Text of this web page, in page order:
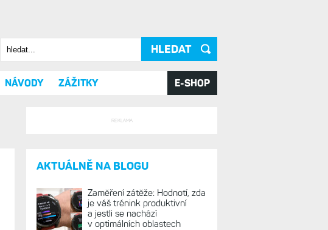
Vyhledávání
Hledat
NÁVODY ZÁŽITKY E-SHOP
REKLAMA
AKTUÁLNĚ NA BLOGU
Zaměření zátěže: Hodnotí, zda
je váš trénink produktivní
a jestli se nachází
v optimálních oblastech